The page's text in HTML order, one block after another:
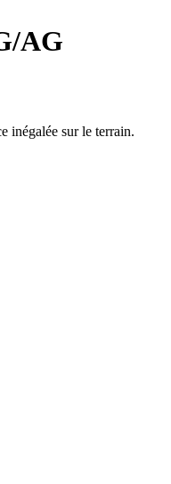
AG
inégalée sur le terrain.